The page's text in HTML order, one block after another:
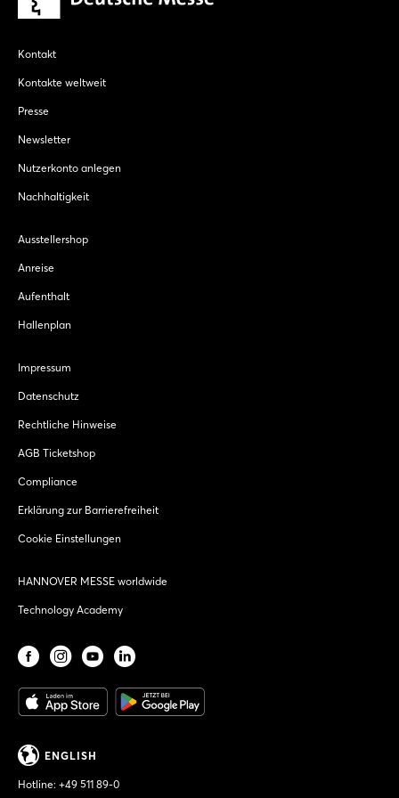
Kontakt
Kontakte weltweit
Presse
Newsletter
Nutzerkonto anlegen
Nachhaltigkeit
Ausstellershop
Anreise
Aufenthalt
Hallenplan
Impressum
Datenschutz
Rechtliche Hinweise
AGB Ticketshop
Compliance
Erklärung zur Barrierefreiheit
Cookie Einstellungen
HANNOVER MESSE worldwide
Technology Academy
ENGLISH
Hotline: +49 511 89-0